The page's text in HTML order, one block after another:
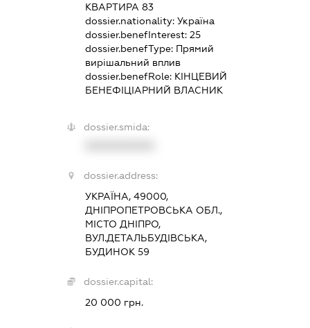
КВАРТИРА 83
dossier.nationality: Україна
dossier.benefInterest: 25
dossier.benefType: Прямий
вирішальний вплив
dossier.benefRole: КІНЦЕВИЙ
БЕНЕФІЦІАРНИЙ ВЛАСНИК
dossier.smida:
dossier.address:
УКРАЇНА, 49000,
ДНІПРОПЕТРОВСЬКА ОБЛ.,
МІСТО ДНІПРО,
ВУЛ.ДЕТАЛЬБУДІВСЬКА,
БУДИНОК 59
dossier.capital:
20 000 грн.